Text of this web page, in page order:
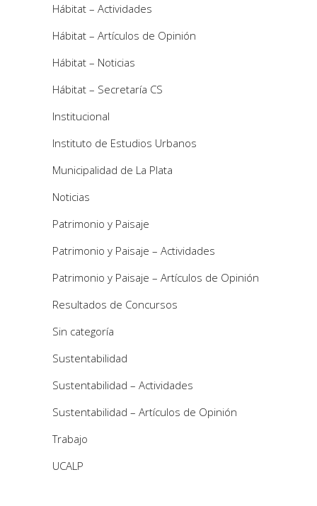
Hábitat – Actividades
Hábitat – Artículos de Opinión
Hábitat – Noticias
Hábitat – Secretaría CS
Institucional
Instituto de Estudios Urbanos
Municipalidad de La Plata
Noticias
Patrimonio y Paisaje
Patrimonio y Paisaje – Actividades
Patrimonio y Paisaje – Artículos de Opinión
Resultados de Concursos
Sin categoría
Sustentabilidad
Sustentabilidad – Actividades
Sustentabilidad – Artículos de Opinión
Trabajo
UCALP